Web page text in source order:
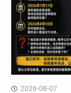
2026-08-07